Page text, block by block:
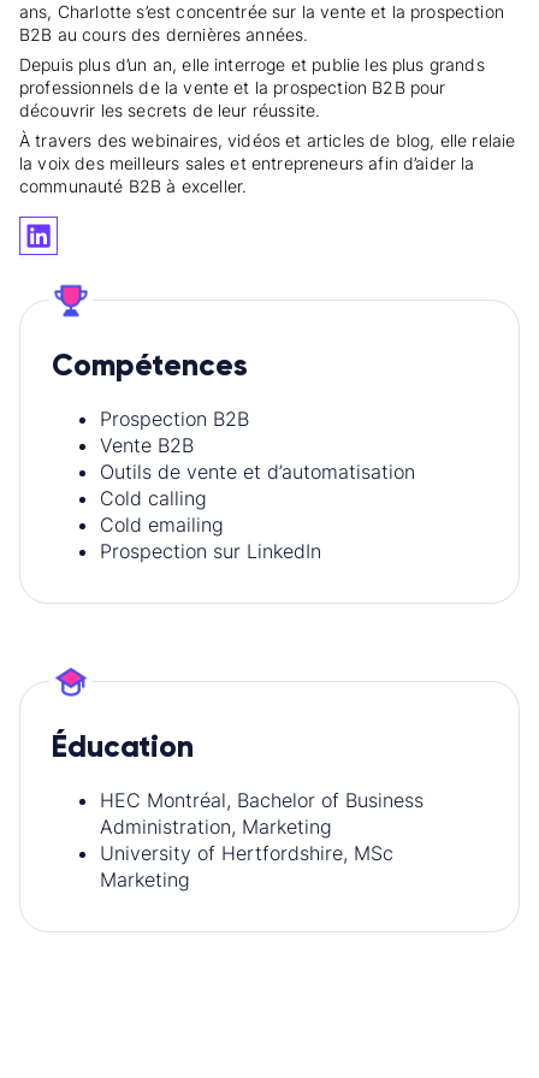
ans, Charlotte s’est concentrée sur la vente et la prospection
B2B au cours des dernières années.
Depuis plus d’un an, elle interroge et publie les plus grands
professionnels de la vente et la prospection B2B pour
découvrir les secrets de leur réussite.
À travers des webinaires, vidéos et articles de blog, elle relaie
la voix des meilleurs sales et entrepreneurs afin d’aider la
communauté B2B à exceller.
Compétences
Prospection B2B
Vente B2B
Outils de vente et d’automatisation
Cold calling
Cold emailing
Prospection sur LinkedIn
Éducation
HEC Montréal, Bachelor of Business
Administration, Marketing
University of Hertfordshire, MSc
Marketing